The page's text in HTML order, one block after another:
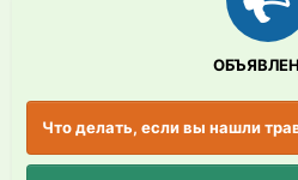
Что делать, если вы нашли